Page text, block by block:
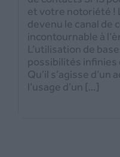
et votre notoriété !
devenu le canal de
incontournable à
L’utilisation de
possibilités
Qu’il s’agisse d’un
l’usage d’un […]